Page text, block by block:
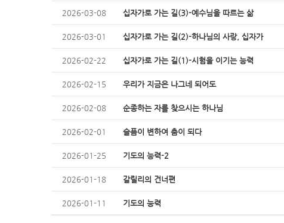
2026-03-08 십자가로 가는 길(3)-예수님을 따르는 삶
2026-03-01 십자가로 가는 길(2)-하나님의 사랑, 십자가
2026-02-22 십자가로 가는 길(1)-시험을 이기는 능력
2026-02-15 우리가 지금은 나그네 되어도
2026-02-08 순종하는 자를 찾으시는 하나님
2026-02-01 슬픔이 변하여 춤이 되다
2026-01-25 기도의 능력-2
2026-01-18 갈릴리의 건너편
2026-01-11 기도의 능력